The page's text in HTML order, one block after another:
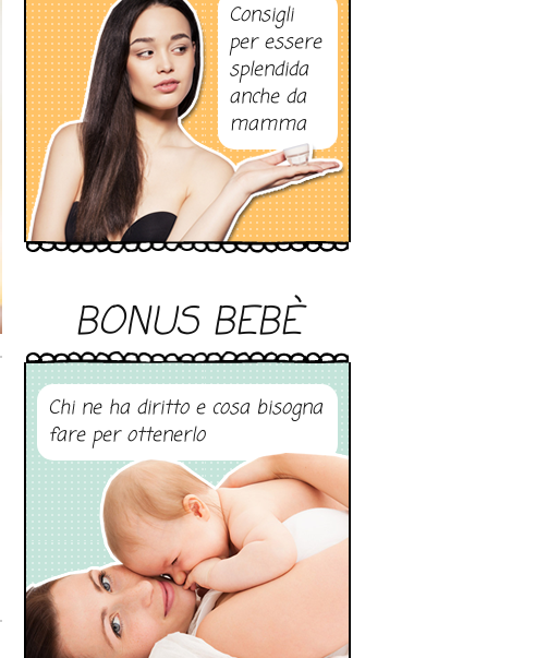
Consigli
per essere
splendida
anche da
mamma
BONUS BEBÈ
Chi ne ha diritto e cosa bisogna
fare per ottenerlo